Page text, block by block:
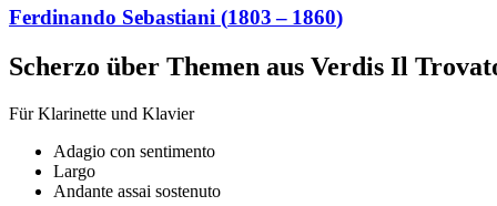
Ferdinando Sebastiani (1803– 1860)
Scherzo über Themen aus Verdis Il
Für Klarinette und Klavier
Adagio con sentimento
Largo
Andante assai sostenuto